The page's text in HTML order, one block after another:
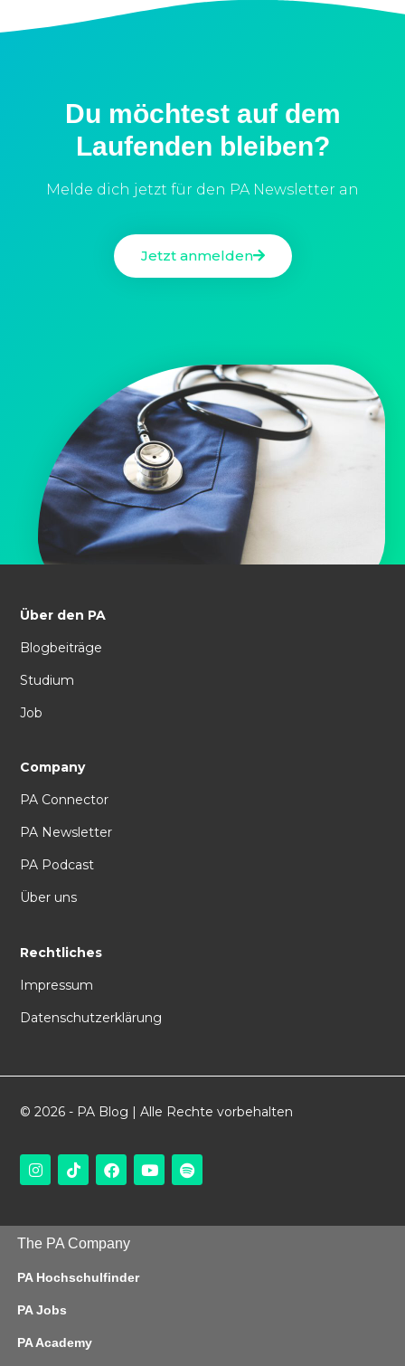
Du möchtest auf dem
Laufenden bleiben?
Melde dich jetzt für den PA Newsletter an
Jetzt anmelden
Über den PA
Blogbeiträge
Studium
Job
Company
PA Connector
PA Newsletter
PA Podcast
Über uns
Rechtliches
Impressum
Datenschutzerklärung
© 2026 - PA Blog | Alle Rechte vorbehalten
The PA Company
PA Hochschulfinder
PA Jobs
PA Academy